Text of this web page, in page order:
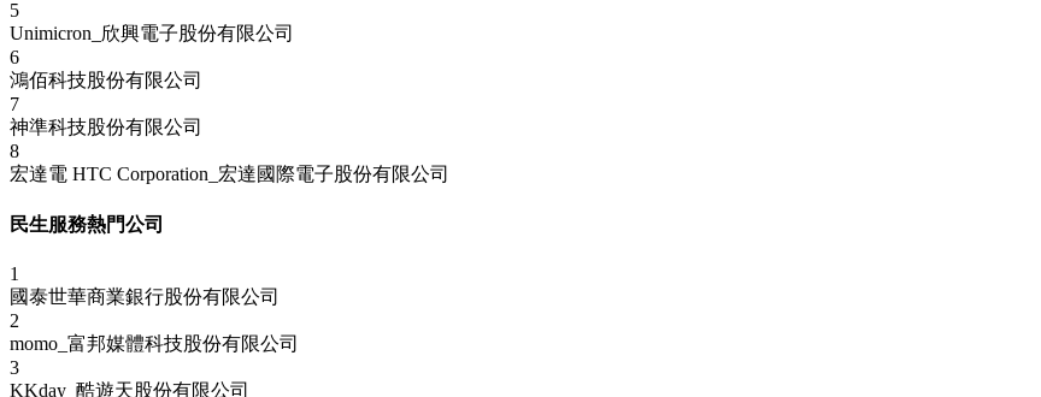
5
Unimicron_欣興電子股份有限公司
6
鴻佰科技股份有限公司
7
神準科技股份有限公司
8
宏達電 HTC Corporation_宏達國際電子股份有限公司
民生服務熱門公司
1
國泰世華商業銀行股份有限公司
2
momo_富邦媒體科技股份有限公司
3
KKday_酷遊天股份有限公司